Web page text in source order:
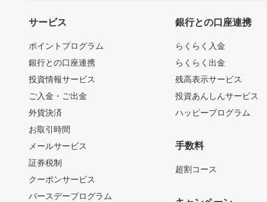
サービス
ポイントプログラム
銀行との口座連携
投資情報サービス
ご入金・ご出金
外貨決済
お取引時間
メールサービス
証券税制
クーポンサービス
バースデープログラム
銀行との口座連携
らくらく入金
らくらく出金
残高表示サービス
投資あんしんサービス
ハッピープログラム
手数料
超割コース